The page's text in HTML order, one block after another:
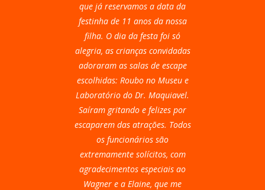
que já reservamos a data da
festinha de 11 anos da nossa
filha. O dia da festa foi só
alegria, as crianças convidadas
adoraram as salas de escape
escolhidas: Roubo no Museu e
Laboratório do Dr. Maquiavel.
Saíram gritando e felizes por
escaparem das atrações. Todos
os funcionários são
extremamente solícitos, com
agradecimentos especiais ao
Wagner e a Elaine, que me